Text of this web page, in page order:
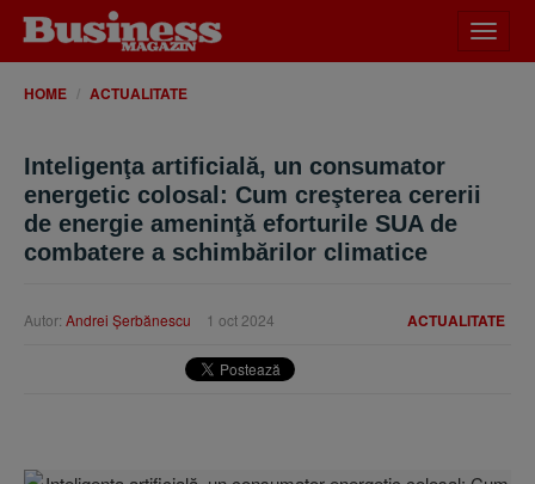
meniu
HOME ACTUALITATE
Inteligenţa artificială, un consumator
energetic colosal: Cum creşterea cererii
de energie ameninţă eforturile SUA de
combatere a schimbărilor climatice
ACTUALITATE
Autor: Andrei Şerbănescu 1 oct 2024